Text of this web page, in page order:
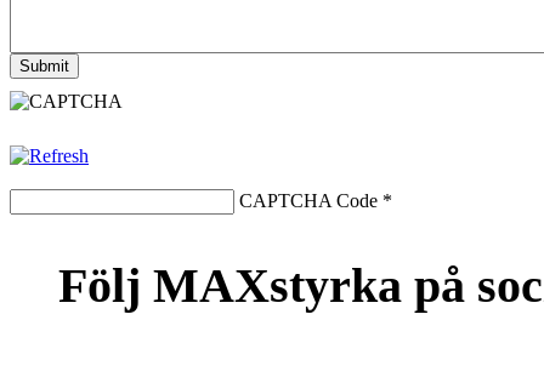
CAPTCHA Code *
Följ MAXstyrka på